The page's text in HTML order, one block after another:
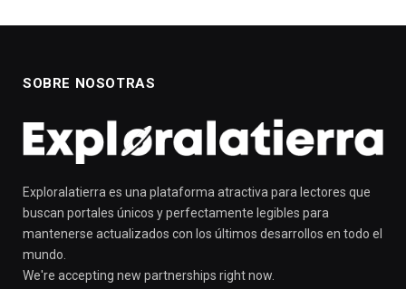
SOBRE NOSOTRAS
Exploralatierra es una plataforma atractiva para lectores que
buscan portales únicos y perfectamente legibles para
mantenerse actualizados con los últimos desarrollos en todo el
mundo.
We're accepting new partnerships right now.